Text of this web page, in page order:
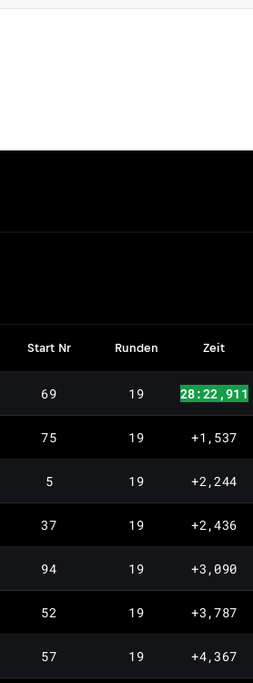
Start Nr Runden Zeit
69 19 28:22,911
75 19 +1,537
5 19 +2,244
37 19 +2,436
94 19 +3,090
52 19 +3,787
57 19 +4,367